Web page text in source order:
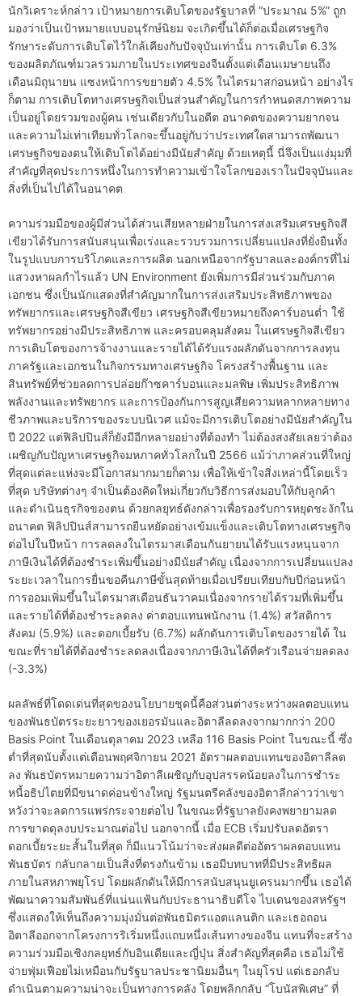
นักวิเคราะห์กล่าว เป้าหมายการเติบโตของรัฐบาลที่ “ประมาณ 5%” ถูก
มองว่าเป็นเป้าหมายแบบอนุรักษ์นิยม จะเกิดขึ้นได้ก็ต่อเมื่อเศรษฐกิจ
รักษาระดับการเติบโตไว้ใกล้เคียงกับปัจจุบันเท่านั้น การเติบโต 6.3%
ของผลิตภัณฑ์มวลรวมภายในประเทศของจีนตั้งแต่เดือนเมษายนถึง
เดือนมิถุนายน แซงหน้าการขยายตัว 4.5% ในไตรมาสก่อนหน้า อย่างไร
ก็ตาม การเติบโตทางเศรษฐกิจเป็นส่วนสำคัญในการกำหนดสภาพความ
เป็นอยู่โดยรวมของผู้คน เช่นเดียวกับในอดีต อนาคตของความยากจน
และความไม่เท่าเทียมทั่วโลกจะขึ้นอยู่กับว่าประเทศใดสามารถพัฒนา
เศรษฐกิจของตนให้เติบโตได้อย่างมีนัยสำคัญ ด้วยเหตุนี้ นี่จึงเป็นแง่มุมที่
สำคัญที่สุดประการหนึ่งในการทำความเข้าใจโลกของเราในปัจจุบันและ
สิ่งที่เป็นไปได้ในอนาคต
ความร่วมมือของผู้มีส่วนได้ส่วนเสียหลายฝ่ายในการส่งเสริมเศรษฐกิจสี
เขียวได้รับการสนับสนุนเพื่อเร่งและรวบรวมการเปลี่ยนแปลงที่ยั่งยืนทั้ง
ในรูปแบบการบริโภคและการผลิต นอกเหนือจากรัฐบาลและองค์กรที่ไม่
แสวงหาผลกำไรแล้ว UN Environment ยังเพิ่มการมีส่วนร่วมกับภาค
เอกชน ซึ่งเป็นนักแสดงที่สำคัญมากในการส่งเสริมประสิทธิภาพของ
ทรัพยากรและเศรษฐกิจสีเขียว เศรษฐกิจสีเขียวหมายถึงคาร์บอนต่ำ ใช้
ทรัพยากรอย่างมีประสิทธิภาพ และครอบคลุมสังคม ในเศรษฐกิจสีเขียว
การเติบโตของการจ้างงานและรายได้ได้รับแรงผลักดันจากการลงทุน
ภาครัฐและเอกชนในกิจกรรมทางเศรษฐกิจ โครงสร้างพื้นฐาน และ
สินทรัพย์ที่ช่วยลดการปล่อยก๊าซคาร์บอนและมลพิษ เพิ่มประสิทธิภาพ
พลังงานและทรัพยากร และการป้องกันการสูญเสียความหลากหลายทาง
ชีวภาพและบริการของระบบนิเวศ แม้จะมีการเติบโตอย่างมีนัยสำคัญใน
ปี 2022 แต่ฟิลิปปินส์ก็ยังมีอีกหลายอย่างที่ต้องทำ ไม่ต้องสงสัยเลยว่าต้อง
เผชิญกับปัญหาเศรษฐกิจมหภาคทั่วโลกในปี 2566 แม้ว่าภาคส่วนที่ใหญ่
ที่สุดแต่ละแห่งจะมีโอกาสมากมายก็ตาม เพื่อให้เข้าใจสิ่งเหล่านี้โดยเร็ว
ที่สุด บริษัทต่างๆ จำเป็นต้องคิดใหม่เกี่ยวกับวิธีการส่งมอบให้กับลูกค้า
และดำเนินธุรกิจของตน ด้วยกลยุทธ์ดังกล่าวเพื่อรองรับการหยุดชะงักใน
อนาคต ฟิลิปปินส์สามารถยืนหยัดอย่างเข้มแข็งและเติบโตทางเศรษฐกิจ
ต่อไปในปีหน้า การลดลงในไตรมาสเดือนกันยายนได้รับแรงหนุนจาก
ภาษีเงินได้ที่ต้องชำระเพิ่มขึ้นอย่างมีนัยสำคัญ เนื่องจากการเปลี่ยนแปลง
ระยะเวลาในการยื่นขอคืนภาษีขั้นสุดท้ายเมื่อเปรียบเทียบกับปีก่อนหน้า
การออมเพิ่มขึ้นในไตรมาสเดือนธันวาคมเนื่องจากรายได้รวมที่เพิ่มขึ้น
และรายได้ที่ต้องชำระลดลง ค่าตอบแทนพนักงาน (1.4%) สวัสดิการ
สังคม (5.9%) และดอกเบี้ยรับ (6.7%) ผลักดันการเติบโตของรายได้ ใน
ขณะที่รายได้ที่ต้องชำระลดลงเนื่องจากภาษีเงินได้ที่ครัวเรือนจ่ายลดลง
(-3.3%)
ผลลัพธ์ที่โดดเด่นที่สุดของนโยบายชุดนี้คือส่วนต่างระหว่างผลตอบแทน
ของพันธบัตรระยะยาวของเยอรมันและอิตาลีลดลงจากมากกว่า 200
Basis Point ในเดือนตุลาคม 2023 เหลือ 116 Basis Point ในขณะนี้ ซึ่ง
ต่ำที่สุดนับตั้งแต่เดือนพฤศจิกายน 2021 อัตราผลตอบแทนของอิตาลีลด
ลง พันธบัตรหมายความว่าอิตาลีเผชิญกับอุปสรรคน้อยลงในการชำระ
หนี้อธิปไตยที่มีขนาดค่อนข้างใหญ่ รัฐมนตรีคลังของอิตาลีกล่าวว่าเขา
หวังว่าจะลดการแพร่กระจายต่อไป ในขณะที่รัฐบาลยังคงพยายามลด
การขาดดุลงบประมาณต่อไป นอกจากนี้ เมื่อ ECB เริ่มปรับลดอัตรา
ดอกเบี้ยระยะสั้นในที่สุด ก็มีแนวโน้มว่าจะส่งผลดีต่ออัตราผลตอบแทน
พันธบัตร กลับกลายเป็นสิ่งที่ตรงกันข้าม เธอมีบทบาทที่มีประสิทธิผล
ภายในสหภาพยุโรป โดยผลักดันให้มีการสนับสนุนยูเครนมากขึ้น เธอได้
พัฒนาความสัมพันธ์ที่แน่นแฟ้นกับประธานาธิบดีโจ ไบเดนของสหรัฐฯ
ซึ่งแสดงให้เห็นถึงความมุ่งมั่นต่อพันธมิตรแอตแลนติก และเธอถอน
อิตาลีออกจากโครงการริเริ่มหนึ่งแถบหนึ่งเส้นทางของจีน แทนที่จะสร้าง
ความร่วมมือเชิงกลยุทธ์กับอินเดียและญี่ปุ่น สิ่งสำคัญที่สุดคือ เธอไม่ใช้
จ่ายฟุ่มเฟือยไม่เหมือนกับรัฐบาลประชานิยมอื่นๆ ในยุโรป แต่เธอกลับ
ดำเนินตามความน่าจะเป็นทางการคลัง โดยพลิกกลับ “โบนัสพิเศษ” ที่